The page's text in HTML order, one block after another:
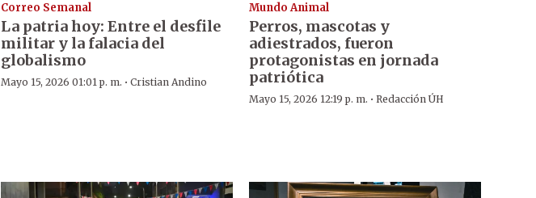
Correo Semanal
La patria hoy: Entre el desfile
militar y la falacia del
globalismo
Mayo 15, 2026 01:01 p. m. · Cristian Andino
Mundo Animal
Perros, mascotas y
adiestrados, fueron
protagonistas en jornada
patriótica
Mayo 15, 2026 12:19 p. m. · Redacción ÚH